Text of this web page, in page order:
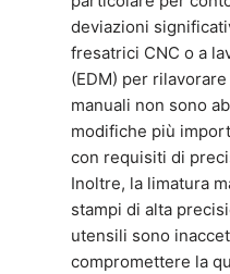
deviazioni
fresatrici CNC o a
(EDM) per
manuali non sono
modifiche più
con requisiti di
Inoltre, la limatura
stampi di alta
utensili sono
compromettere la